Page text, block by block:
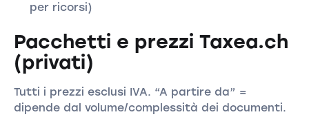
per ricorsi)
Pacchetti e prezzi Taxea.ch
(privati)
Tutti i prezzi esclusi IVA. “A partire da” =
dipende dal volume/complessità dei documenti.